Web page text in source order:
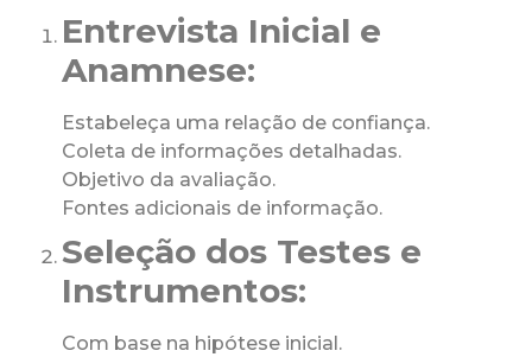
Entrevista Inicial e
Anamnese:
Estabeleça uma relação de confiança.
Coleta de informações detalhadas.
Objetivo da avaliação.
Fontes adicionais de informação.
Seleção dos Testes e
Instrumentos:
Com base na hipótese inicial.